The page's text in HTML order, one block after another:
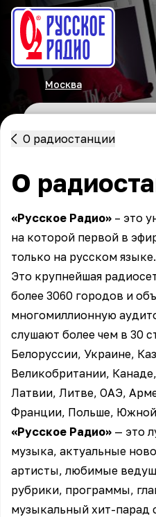
Москва
О радиостанции
О
«Русское Радио» – это
на которой первой в
только на русском языке.
Это крупнейшая
более 3060 городов и
многомиллионную
слушают более чем в 30
Белоруссии, Украине,
Великобритании,
Латвии, Литве, ОАЭ,
Франции, Польше, Южной
«Русское Радио» — это
музыка, актуальные
артисты, любимые
рубрики, программы,
музыкальный хит-парад